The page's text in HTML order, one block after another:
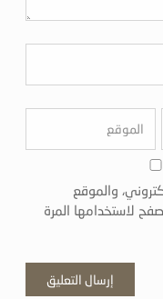
والموقع
لاستخدامها المرة